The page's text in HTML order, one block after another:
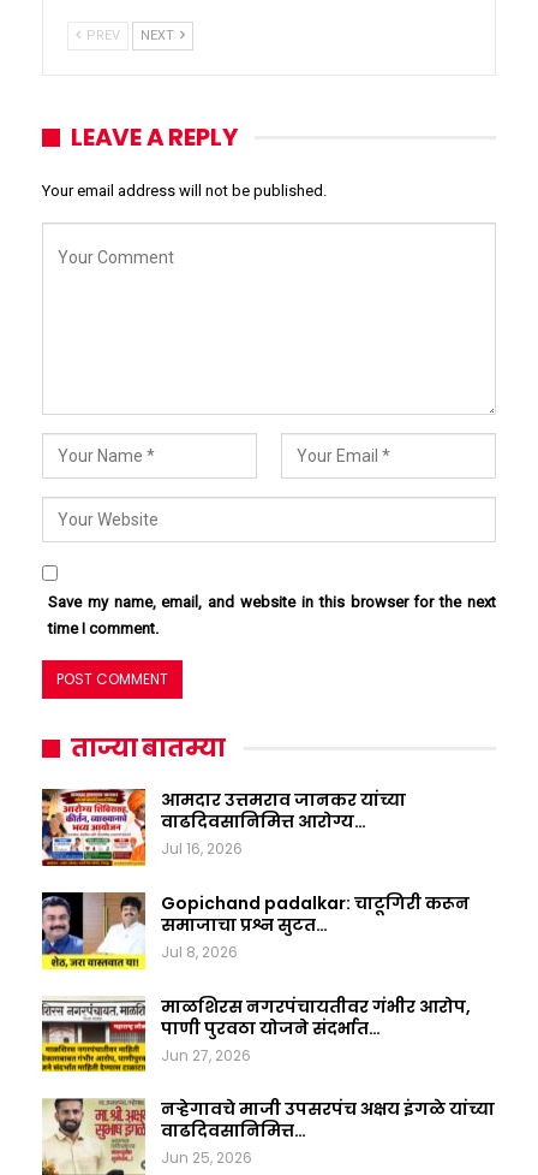
PREV NEXT
LEAVE A REPLY
Your email address will not be published.
Save my name, email, and website in this browser for the next
time I comment.
ताज्या बातम्या
आमदार उत्तमराव जानकर यांच्या
वाढदिवसानिमित्त आरोग्य…
Jul 16, 2026
Gopichand padalkar: चाटूगिरी करून
समाजाचा प्रश्न सुटत…
Jul 8, 2026
माळशिरस नगरपंचायतीवर गंभीर आरोप,
पाणी पुरवठा योजने संदर्भात…
Jun 27, 2026
नऱ्हेगावचे माजी उपसरपंच अक्षय इंगळे यांच्या
वाढदिवसानिमित्त…
Jun 25, 2026